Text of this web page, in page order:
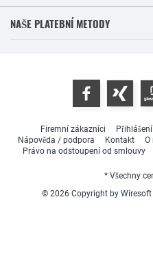
NAŠE PLATEBNÍ METODY
Firemní zákazníci
Nápověda / podpora
Kontakt O
Právo na odstoupení od smlouvy
* Všechny
© 2026 Copyright by